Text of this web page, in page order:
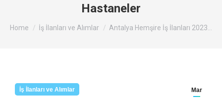
Hastaneler
You are here:
Home İş İlanları ve Alımlar Antalya Hemşire İş İlanları 2023…
Mar
İş İlanları ve Alımlar